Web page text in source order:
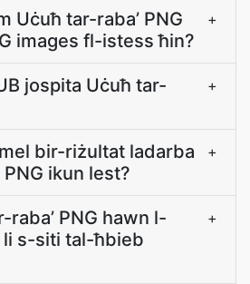
Uċuħ tar-raba’ PNG
images fl-istess ħin?
+
jospita Uċuħ tar-
+
bir-riżultat ladarba
ikun lest?
+
raba’ PNG hawn l-
s-siti tal-ħbieb
+